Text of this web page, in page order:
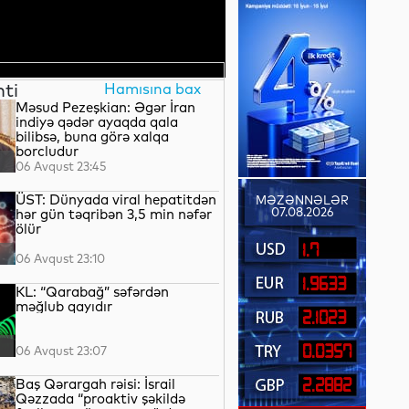
Hamısına bax
Məsud Pezeşkian: Əgər İran
indiyə qədər ayaqda qala
bilibsə, buna görə xalqa
borcludur
06 Avqust 23:45
ÜST: Dünyada viral hepatitdən
hər gün təqribən 3,5 min nəfər
ölür
06 Avqust 23:10
KL: “Qarabağ” səfərdən
məğlub qayıdır
06 Avqust 23:07
Baş Qərargah rəisi: İsrail
Qəzzada “proaktiv şəkildə
MƏZƏNNƏLƏR
07.08.2026
1.7
1.9633
2.1023
0.0357
2.2882